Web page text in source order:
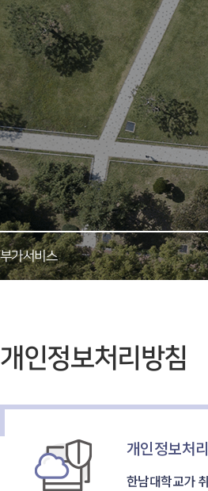
부가서비스
개인정보처리방침
개인정보처
한남대학교가